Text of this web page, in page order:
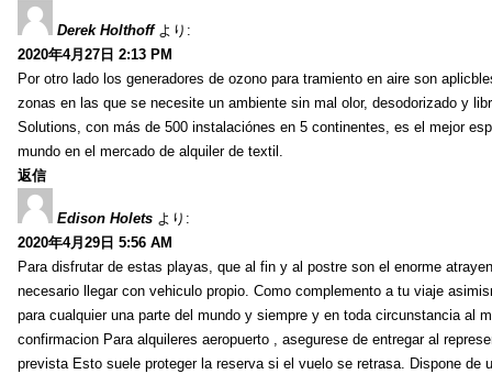
Derek Holthoff より:
2020年4月27日 2:13 PM
Por otro lado los generadores de ozono para tramiento en aire son
zonas en las que se necesite un ambiente sin mal olor, desodorizado y
Solutions, con más de 500 instalaciónes en 5 continentes, es el mejor
mundo en el mercado de alquiler de textil.
返信
Edison Holets より:
2020年4月29日 5:56 AM
Para disfrutar de estas playas, que al fin y al postre son el enorme
necesario llegar con vehiculo propio. Como complemento a tu viaje
para cualquier una parte del mundo y siempre y en toda circunstancia al
confirmacion Para alquileres aeropuerto , asegurese de entregar al
prevista Esto suele proteger la reserva si el vuelo se retrasa. Dispone